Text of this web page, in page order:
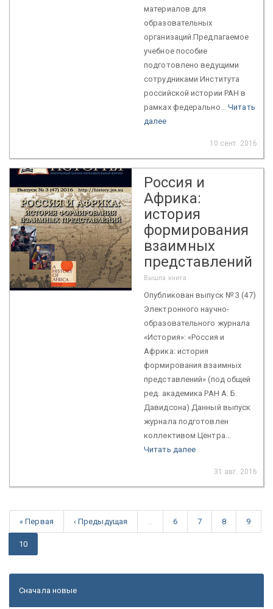
материалов для
образовательных
организаций.Предлагаемое
учебное пособие
подготовлено ведущими
сотрудниками Института
российской истории РАН в
рамках федерально...Читать
далее
10 сент. 2016
Россия и
Африка:
история
формирования
взаимных
представлений
Вышла книга
Опубликован выпуск № 3 (47)
Электронного научно-
образовательного журнала
«История»: «Россия и
Африка: история
формирования взаимных
представлений» (под общей
ред. академика РАН А. Б.
Давидсона).Данный выпуск
журнала подготовлен
коллективом Центра...
Читать далее
31 авг. 2016
« Первая ‹ Предыдущая 6 7 8 9
10
Сначала новые